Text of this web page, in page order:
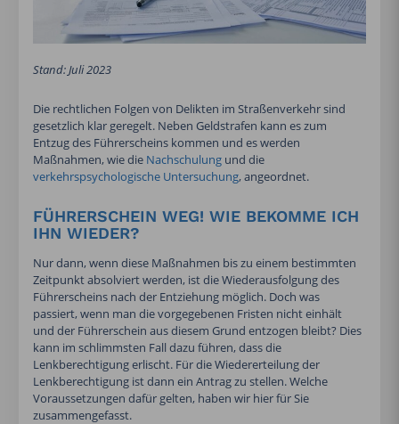
Stand: Juli 2023
Die rechtlichen Folgen von Delikten im Straßenverkehr sind
gesetzlich klar geregelt. Neben Geldstrafen kann es zum
Entzug des Führerscheins kommen und es werden
Maßnahmen, wie die Nachschulung und die
verkehrspsychologische Untersuchung, angeordnet.
FÜHRERSCHEIN WEG! WIE BEKOMME ICH
IHN WIEDER?
Nur dann, wenn diese Maßnahmen bis zu einem bestimmten
Zeitpunkt absolviert werden, ist die Wiederausfolgung des
Führerscheins nach der Entziehung möglich. Doch was
passiert, wenn man die vorgegebenen Fristen nicht einhält
und der Führerschein aus diesem Grund entzogen bleibt? Dies
kann im schlimmsten Fall dazu führen, dass die
Lenkberechtigung erlischt. Für die Wiedererteilung der
Lenkberechtigung ist dann ein Antrag zu stellen. Welche
Voraussetzungen dafür gelten, haben wir hier für Sie
zusammengefasst.